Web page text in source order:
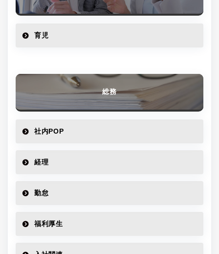
育児
総務
社内POP
経理
勤怠
福利厚生